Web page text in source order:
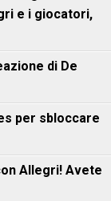
e i giocatori,
di De
per sbloccare
Allegri! Avete